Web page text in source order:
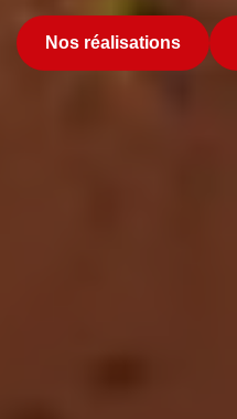
Nos réalisations